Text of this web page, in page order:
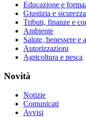
Educazione e
Giustizia e
Tributi, finanze e
Ambiente
Salute, benessere e
Autorizzazioni
Agricoltura e pesca
Novità
Notizie
Comunicati
Avvisi